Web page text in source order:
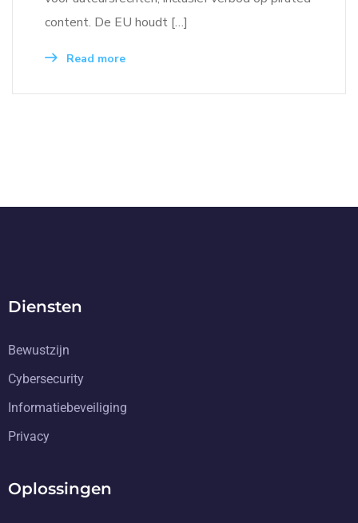
content. De EU houdt […]
Read more
Diensten
Bewustzijn
Cybersecurity
Informatiebeveiliging
Privacy
Oplossingen